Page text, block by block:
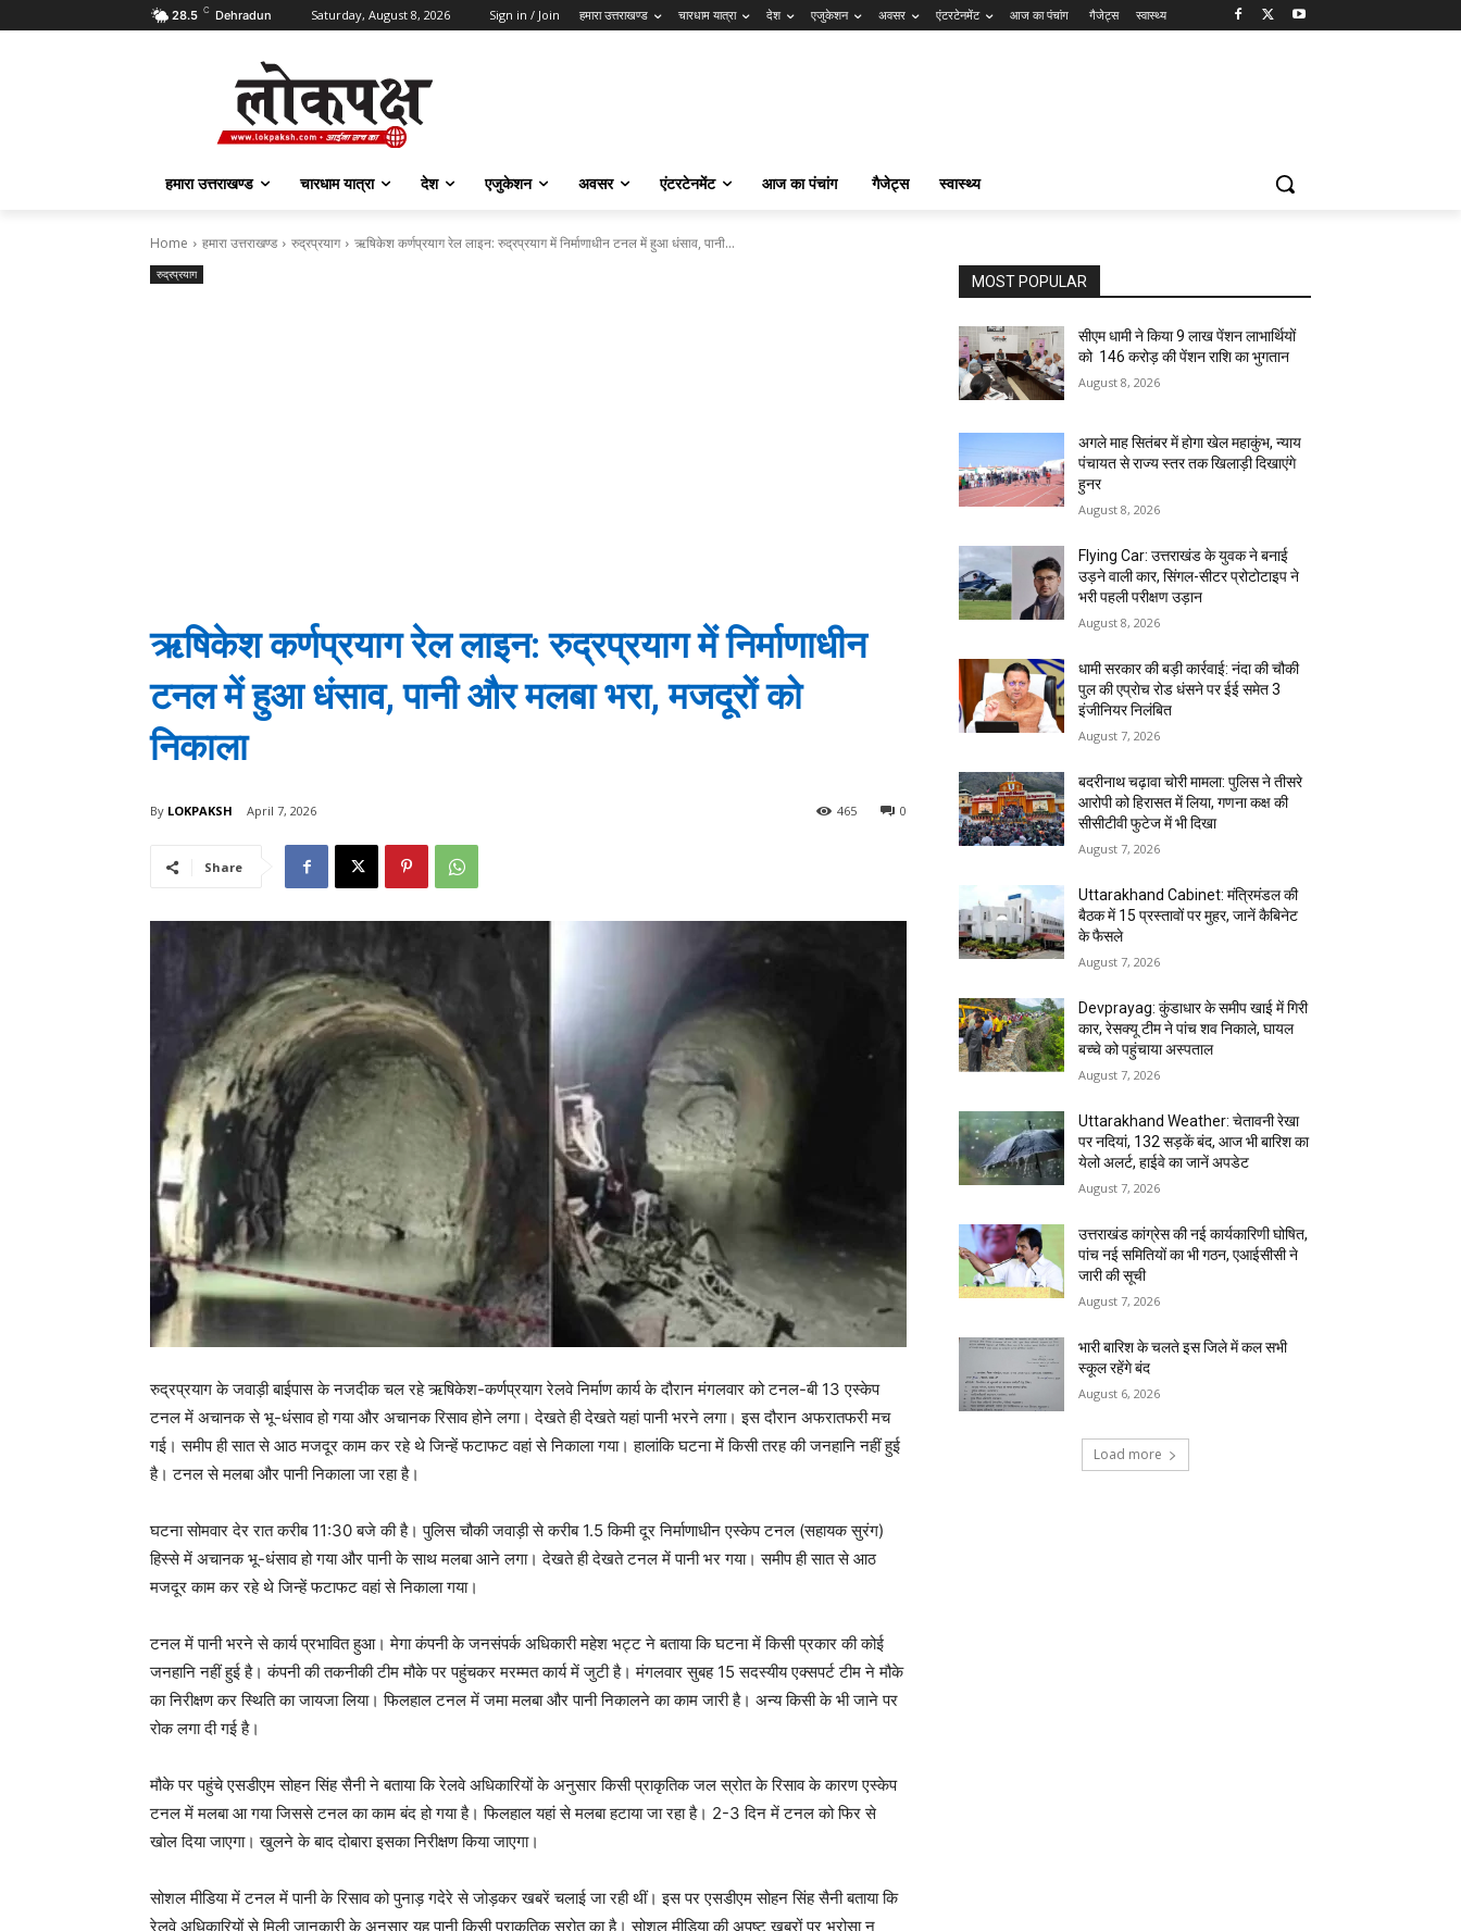
28.5 C Dehradun Saturday, August 8, 2026 Sign in / Join हमारा उत्तराखण्ड चारधाम यात्रा देश एजुकेशन अवसर एंटरटेनमेंट आज का पंचांग गैजेट्स स्वास्थ्य
हमारा उत्तराखण्ड चारधाम यात्रा देश एजुकेशन अवसर एंटरटेनमेंट आज का पंचांग गैजेट्स स्वास्थ्य
Home हमारा उत्तराखण्ड रुद्रप्रयाग ऋषिकेश कर्णप्रयाग रेल लाइन: रुद्रप्रयाग में निर्माणाधीन टनल में हुआ धंसाव, पानी...
रुद्रप्रयाग
ऋषिकेश कर्णप्रयाग रेल लाइन: रुद्रप्रयाग में निर्माणाधीन
टनल में हुआ धंसाव, पानी और मलबा भरा, मजदूरों को
निकाला
By LOKPAKSH April 7, 2026 0
465
Share
रुद्रप्रयाग के जवाड़ी बाईपास के नजदीक चल रहे ऋषिकेश-कर्णप्रयाग रेलवे निर्माण कार्य के दौरान मंगलवार को टनल-बी 13 एस्केप
टनल में अचानक से भू-धंसाव हो गया और अचानक रिसाव होने लगा। देखते ही देखते यहां पानी भरने लगा। इस दौरान अफरातफरी मच
गई। समीप ही सात से आठ मजदूर काम कर रहे थे जिन्हें फटाफट वहां से निकाला गया। हालांकि घटना में किसी तरह की जनहानि नहीं हुई
है। टनल से मलबा और पानी निकाला जा रहा है।
घटना सोमवार देर रात करीब 11:30 बजे की है। पुलिस चौकी जवाड़ी से करीब 1.5 किमी दूर निर्माणाधीन एस्केप टनल (सहायक सुरंग)
हिस्से में अचानक भू-धंसाव हो गया और पानी के साथ मलबा आने लगा। देखते ही देखते टनल में पानी भर गया। समीप ही सात से आठ
मजदूर काम कर रहे थे जिन्हें फटाफट वहां से निकाला गया।
टनल में पानी भरने से कार्य प्रभावित हुआ। मेगा कंपनी के जनसंपर्क अधिकारी महेश भट्ट ने बताया कि घटना में किसी प्रकार की कोई
जनहानि नहीं हुई है। कंपनी की तकनीकी टीम मौके पर पहुंचकर मरम्मत कार्य में जुटी है। मंगलवार सुबह 15 सदस्यीय एक्सपर्ट टीम ने मौके
का निरीक्षण कर स्थिति का जायजा लिया। फिलहाल टनल में जमा मलबा और पानी निकालने का काम जारी है। अन्य किसी के भी जाने पर
रोक लगा दी गई है।
मौके पर पहुंचे एसडीएम सोहन सिंह सैनी ने बताया कि रेलवे अधिकारियों के अनुसार किसी प्राकृतिक जल स्रोत के रिसाव के कारण एस्केप
टनल में मलबा आ गया जिससे टनल का काम बंद हो गया है। फिलहाल यहां से मलबा हटाया जा रहा है। 2-3 दिन में टनल को फिर से
खोल दिया जाएगा। खुलने के बाद दोबारा इसका निरीक्षण किया जाएगा।
सोशल मीडिया में टनल में पानी के रिसाव को पुनाड़ गदेरे से जोड़कर खबरें चलाई जा रही थीं। इस पर एसडीएम सोहन सिंह सैनी बताया कि
रेलवे अधिकारियों से मिली जानकारी के अनुसार यह पानी किसी प्राकृतिक स्रोत का है। सोशल मीडिया की अपुष्ट खबरों पर भरोसा न
MOST POPULAR
सीएम धामी ने किया 9 लाख पेंशन लाभार्थियों
को ₹ 146 करोड़ की पेंशन राशि का भुगतान
August 8, 2026
अगले माह सितंबर में होगा खेल महाकुंभ, न्याय
पंचायत से राज्य स्तर तक खिलाड़ी दिखाएंगे
हुनर
August 8, 2026
Flying Car: उत्तराखंड के युवक ने बनाई
उड़ने वाली कार, सिंगल-सीटर प्रोटोटाइप ने
भरी पहली परीक्षण उड़ान
August 8, 2026
धामी सरकार की बड़ी कार्रवाई: नंदा की चौकी
पुल की एप्राेच रोड धंसने पर ईई समेत 3
इंजीनियर निलंबित
August 7, 2026
बदरीनाथ चढ़ावा चोरी मामला: पुलिस ने तीसरे
आरोपी को हिरासत में लिया, गणना कक्ष की
सीसीटीवी फुटेज में भी दिखा
August 7, 2026
Uttarakhand Cabinet: मंत्रिमंडल की
बैठक में 15 प्रस्तावों पर मुहर, जानें कैबिनेट
के फैसले
August 7, 2026
Devprayag: कुंडाधार के समीप खाई में गिरी
कार, रेसक्यू टीम ने पांच शव निकाले, घायल
बच्चे को पहुंचाया अस्पताल
August 7, 2026
Uttarakhand Weather: चेतावनी रेखा
पर नदियां, 132 सड़कें बंद, आज भी बारिश का
येलो अलर्ट, हाईवे का जानें अपडेट
August 7, 2026
उत्तराखंड कांग्रेस की नई कार्यकारिणी घोषित,
पांच नई समितियों का भी गठन, एआईसीसी ने
जारी की सूची
August 7, 2026
भारी बारिश के चलते इस जिले में कल सभी
स्कूल रहेंगे बंद
August 6, 2026
Load more